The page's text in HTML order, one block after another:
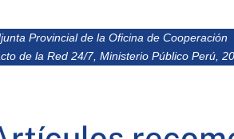
Provincial de la Oficina de Cooperación
de la Red 24/7, Ministerio Público Perú,